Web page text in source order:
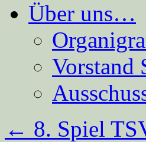
Über uns…
Vorstand
← 8. Spiel